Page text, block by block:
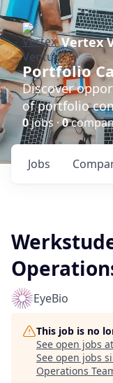
Vertex
Portfolio
Discover
of portfolio
0jobs ·0
Jobs
EyeBio
This job is no
See open jobs at
See open jobs
Operations